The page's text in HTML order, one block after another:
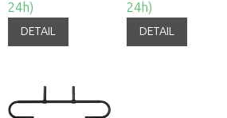
24h)
DETAIL
24h)
DETAIL